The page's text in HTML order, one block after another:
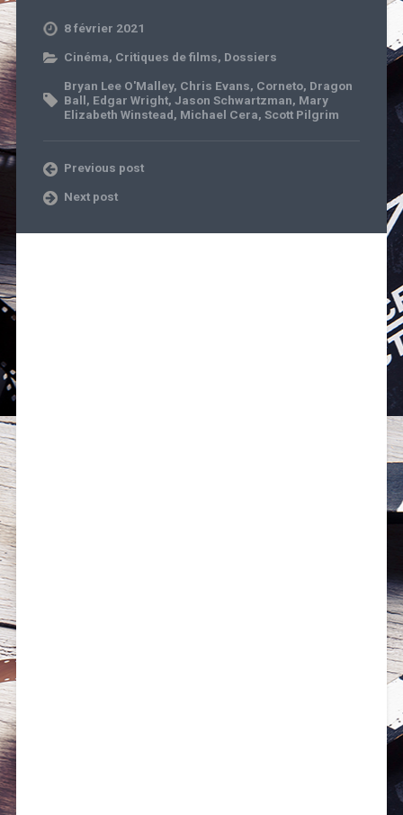
8 février 2021
Cinéma, Critiques de films, Dossiers
Bryan Lee O'Malley, Chris Evans, Corneto, Dragon
Ball, Edgar Wright, Jason Schwartzman, Mary
Elizabeth Winstead, Michael Cera, Scott Pilgrim
Previous post
Next post